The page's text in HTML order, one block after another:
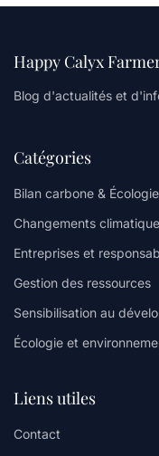
Happy Calyx
Blog d'actualités et
Catégories
Bilan carbone & Écologie
Changements
Entreprises et
Gestion des ressources
Sensibilisation au
Écologie et
Liens utiles
Contact